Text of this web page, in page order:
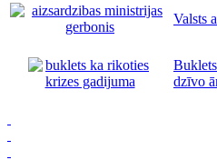
Valsts
dzīvo